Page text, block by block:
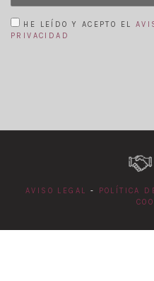
HE LEÍDO Y ACEPTO EL
PRIVACIDAD
AVISO LEGAL - POLÍTICA